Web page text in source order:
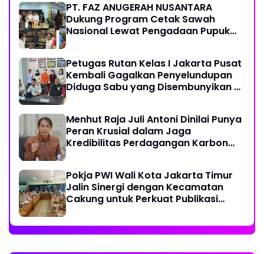
PT. FAZ ANUGERAH NUSANTARA
Dukung Program Cetak Sawah
Nasional Lewat Pengadaan Pupuk
Petugas Rutan Kelas I Jakarta Pusat
Kembali Gagalkan Penyelundupan
Diduga Sabu yang Disembunyikan di
Menhut Raja Juli Antoni Dinilai Punya
Peran Krusial dalam Jaga
Kredibilitas Perdagangan Karbon
Pokja PWI Wali Kota Jakarta Timur
Jalin Sinergi dengan Kecamatan
Cakung untuk Perkuat Publikasi